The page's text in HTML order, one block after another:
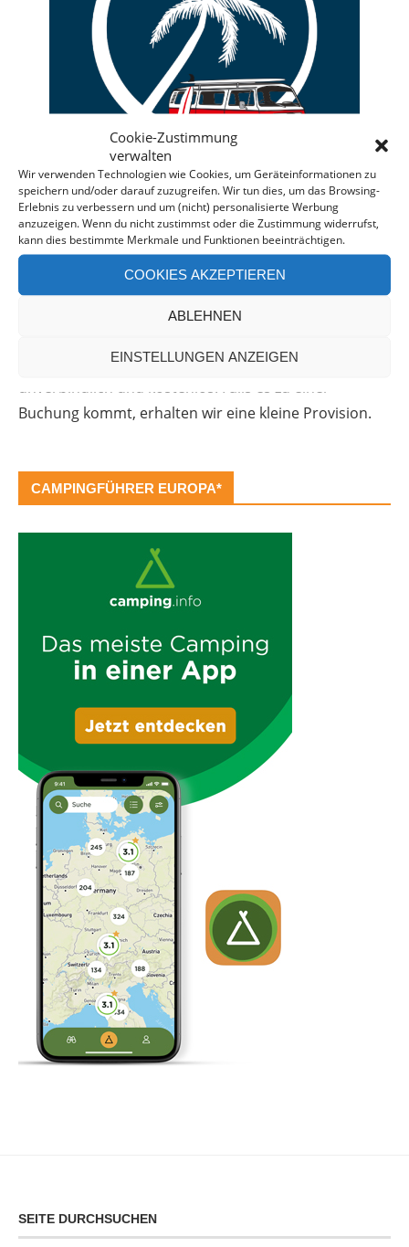
Cookie-Zustimmung
verwalten
Wir verwenden Technologien wie Cookies, um Geräteinformationen zu
speichern und/oder darauf zuzugreifen. Wir tun dies, um das Browsing-
Erlebnis zu verbessern und um (nicht) personalisierte Werbung
anzuzeigen. Wenn du nicht zustimmst oder die Zustimmung widerrufst,
kann dies bestimmte Merkmale und Funktionen beeinträchtigen.
COOKIES AKZEPTIEREN
ABLEHNEN
EINSTELLUNGEN ANZEIGEN
Deine individuelle Beratung bei der Campermiete
in Deutschland und Europa.
Bei einer Anfrage über diesen Banner erhältst Du
Offenlegung: Die Anfrage bei der Camper Oase ist
unverbindlich und kostenlos. Falls es zu einer
Buchung kommt, erhalten wir eine kleine Provision.
CAMPINGFÜHRER EUROPA*
SEITE DURCHSUCHEN